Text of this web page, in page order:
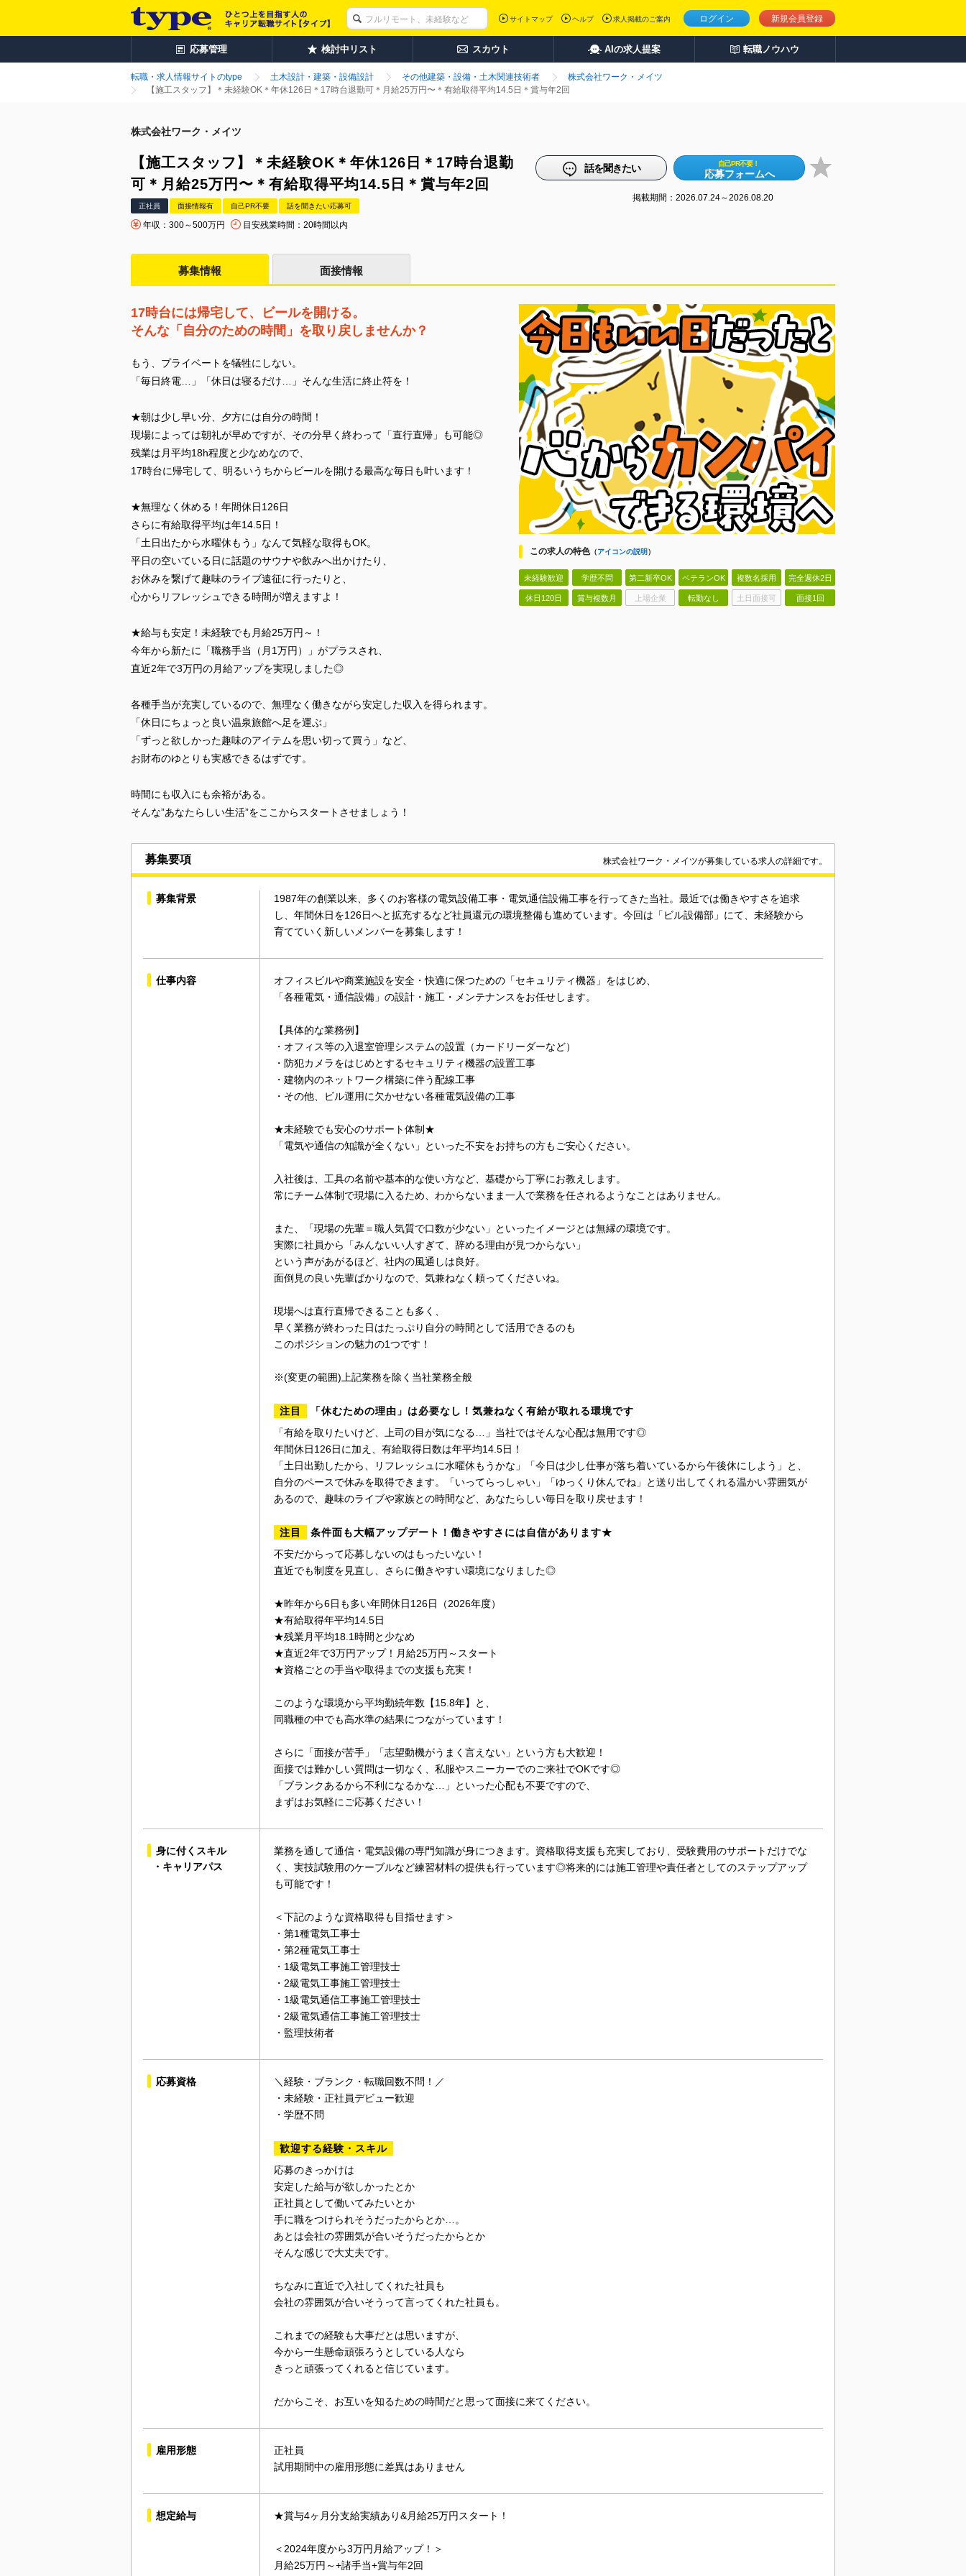
ログイン 新規会員登録
サイトマップ ヘルプ 求人掲載のご案内
応募管理 検討中リスト スカウト AIの求人提案 転職ノウハウ
転職・求人情報サイトのtype 土木設計・建築・設備設計 その他建築・設備・土木関連技術者
株式会社ワーク・メイツ
【施工スタッフ】＊未経験OK＊年休126日＊17時台退勤可＊月給25万円〜＊有給取得平均14.5日＊賞与年2回
株式会社ワーク・メイツ
【施工スタッフ】＊未経験OK＊年休126日＊17時台退勤
可＊月給25万円〜＊有給取得平均14.5日＊賞与年2回
正社員 面接情報有 自己PR不要 話を聞きたい応募可
年収：300～500万円 目安残業時間：20時間以内
話を聞きたい 自己PR不要！
応募フォームへ
掲載期間：2026.07.24～2026.08.20
募集情報 面接情報
この求人の特色（アイコンの説明）
未経験歓迎 学歴不問 第二新卒OK ベテランOK 複数名採用 完全週休2日
休日120日 賞与複数月 上場企業 転勤なし 土日面接可 面接1回
17時台には帰宅して、ビールを開ける。
そんな「自分のための時間」を取り戻しませんか？
もう、プライベートを犠牲にしない。
「毎日終電…」「休日は寝るだけ…」そんな生活に終止符を！
★朝は少し早い分、夕方には自分の時間！
現場によっては朝礼が早めですが、その分早く終わって「直行直帰」も可能◎
残業は月平均18h程度と少なめなので、
17時台に帰宅して、明るいうちからビールを開ける最高な毎日も叶います！
★無理なく休める！年間休日126日
さらに有給取得平均は年14.5日！
「土日出たから水曜休もう」なんて気軽な取得もOK。
平日の空いている日に話題のサウナや飲みへ出かけたり、
お休みを繋げて趣味のライブ遠征に行ったりと、
心からリフレッシュできる時間が増えますよ！
★給与も安定！未経験でも月給25万円～！
今年から新たに「職務手当（月1万円）」がプラスされ、
直近2年で3万円の月給アップを実現しました◎
各種手当が充実しているので、無理なく働きながら安定した収入を得られます。
「休日にちょっと良い温泉旅館へ足を運ぶ」
「ずっと欲しかった趣味のアイテムを思い切って買う」など、
お財布のゆとりも実感できるはずです。
時間にも収入にも余裕がある。
そんな”あなたらしい生活”をここからスタートさせましょう！
募集要項 株式会社ワーク・メイツが募集している求人の詳細です。
募集背景
1987年の創業以来、多くのお客様の電気設備工事・電気通信設備工事を行ってきた当社。最近では働きやすさを追求
し、年間休日を126日へと拡充するなど社員還元の環境整備も進めています。今回は「ビル設備部」にて、未経験から
育てていく新しいメンバーを募集します！
仕事内容
オフィスビルや商業施設を安全・快適に保つための「セキュリティ機器」をはじめ、
「各種電気・通信設備」の設計・施工・メンテナンスをお任せします。
【具体的な業務例】
・オフィス等の入退室管理システムの設置（カードリーダーなど）
・防犯カメラをはじめとするセキュリティ機器の設置工事
・建物内のネットワーク構築に伴う配線工事
・その他、ビル運用に欠かせない各種電気設備の工事
★未経験でも安心のサポート体制★
「電気や通信の知識が全くない」といった不安をお持ちの方もご安心ください。
入社後は、工具の名前や基本的な使い方など、基礎から丁寧にお教えします。
常にチーム体制で現場に入るため、わからないまま一人で業務を任されるようなことはありません。
また、「現場の先輩＝職人気質で口数が少ない」といったイメージとは無縁の環境です。
実際に社員から「みんないい人すぎて、辞める理由が見つからない」
という声があがるほど、社内の風通しは良好。
面倒見の良い先輩ばかりなので、気兼ねなく頼ってくださいね。
現場へは直行直帰できることも多く、
早く業務が終わった日はたっぷり自分の時間として活用できるのも
このポジションの魅力の1つです！
※(変更の範囲)上記業務を除く当社業務全般
注目
「休むための理由」は必要なし！気兼ねなく有給が取れる環境です
「有給を取りたいけど、上司の目が気になる…」当社ではそんな心配は無用です◎
年間休日126日に加え、有給取得日数は年平均14.5日！
「土日出勤したから、リフレッシュに水曜休もうかな」「今日は少し仕事が落ち着いているから午後休にしよう」と、
自分のペースで休みを取得できます。「いってらっしゃい」「ゆっくり休んでね」と送り出してくれる温かい雰囲気が
あるので、趣味のライブや家族との時間など、あなたらしい毎日を取り戻せます！
注目
条件面も大幅アップデート！働きやすさには自信があります★
不安だからって応募しないのはもったいない！
直近でも制度を見直し、さらに働きやすい環境になりました◎
★昨年から6日も多い年間休日126日（2026年度）
★有給取得年平均14.5日
★残業月平均18.1時間と少なめ
★直近2年で3万円アップ！月給25万円～スタート
★資格ごとの手当や取得までの支援も充実！
このような環境から平均勤続年数【15.8年】と、
同職種の中でも高水準の結果につながっています！
さらに「面接が苦手」「志望動機がうまく言えない」という方も大歓迎！
面接では難かしい質問は一切なく、私服やスニーカーでのご来社でOKです◎
「ブランクあるから不利になるかな…」といった心配も不要ですので、
まずはお気軽にご応募ください！
身に付くスキル
・キャリアパス
業務を通して通信・電気設備の専門知識が身につきます。資格取得支援も充実しており、受験費用のサポートだけでな
く、実技試験用のケーブルなど練習材料の提供も行っています◎将来的には施工管理や責任者としてのステップアップ
も可能です！
＜下記のような資格取得も目指せます＞
・第1種電気工事士
・第2種電気工事士
・1級電気工事施工管理技士
・2級電気工事施工管理技士
・1級電気通信工事施工管理技士
・2級電気通信工事施工管理技士
・監理技術者
応募資格
＼経験・ブランク・転職回数不問！／
・未経験・正社員デビュー歓迎
・学歴不問
歓迎する経験・スキル
応募のきっかけは
安定した給与が欲しかったとか
正社員として働いてみたいとか
手に職をつけられそうだったからとか…。
あとは会社の雰囲気が合いそうだったからとか
そんな感じで大丈夫です。
ちなみに直近で入社してくれた社員も
会社の雰囲気が合いそうって言ってくれた社員も。
これまでの経験も大事だとは思いますが、
今から一生懸命頑張ろうとしている人なら
きっと頑張ってくれると信じています。
だからこそ、お互いを知るための時間だと思って面接に来てください。
雇用形態
正社員
試用期間中の雇用形態に差異はありません
想定給与 ★賞与4ヶ月分支給実績あり&月給25万円スタート！
＜2024年度から3万円月給アップ！＞
月給25万円～+諸手当+賞与年2回